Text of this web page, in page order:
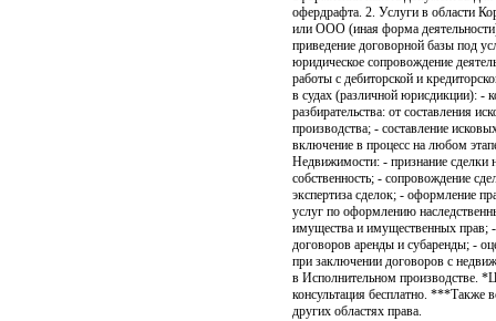
офердрафта. 2. Услуги в области
или ООО (иная форма
приведение договорной базы под
юридическое сопровождение
работы с дебиторской и
в судах (различной юрисдикции): -
разбирательства: от составления
производства; - составление
включение в процесс на любом
Недвижимости: - признание сделки
собственность; - сопровождение
экспертиза сделок; - оформление
услуг по оформлению
имущества и имущественных прав;
договоров аренды и субаренды; -
при заключении договоров с
в Исполнительном производстве.
консультация бесплатно. ***Также
других областях права.